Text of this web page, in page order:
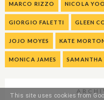
MARCO RIZZO NICOLA
GIORGIO FALETTI GLEEN
JOJO MOYES KATE
MONICA JAMES SAMANTHA
This site uses cookies from